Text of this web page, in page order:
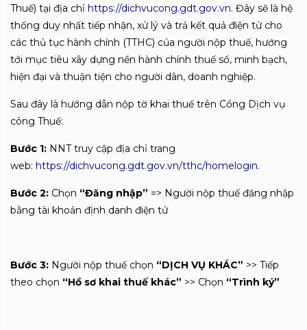
Thuế) tại địa chỉ https://dichvucong.gdt.gov.vn. Đây sẽ là hệ
thống duy nhất tiếp nhận, xử lý và trả kết quả điện tử cho
các thủ tục hành chính (TTHC) của người nộp thuế, hướng
tới mục tiêu xây dựng nền hành chính thuế số, minh bạch,
hiện đại và thuận tiện cho người dân, doanh nghiệp.
Sau đây là hướng dẫn nộp tờ khai thuế trên Cổng Dịch vụ
công Thuế:
Bước 1: NNT truy cập địa chỉ trang
web: https://dichvucong.gdt.gov.vn/tthc/homelogin.
Bước 2: Chọn “Đăng nhập” => Người nộp thuế đăng nhập
bằng tài khoản định danh điện tử
Bước 3: Người nộp thuế chọn “DỊCH VỤ KHÁC” >> Tiếp
theo chọn “Hồ sơ khai thuế khác” >> Chọn “Trình ký”